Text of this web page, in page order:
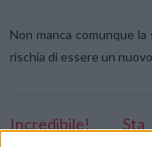
Non manca comunque
rischia di essere un
Incredibile!